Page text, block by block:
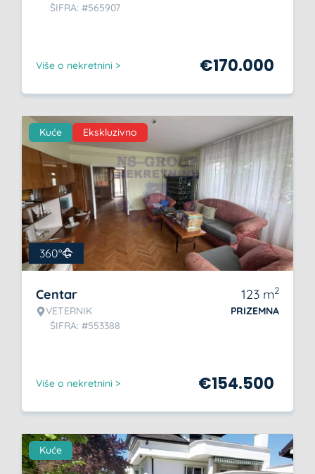
ŠIFRA: #565907
Više o nekretnini > €170.000
Kuće Ekskluzivno
360°
Centar
VETERNIK
ŠIFRA: #553388
123 m2
PRIZEMNA
Više o nekretnini > €154.500
Kuće